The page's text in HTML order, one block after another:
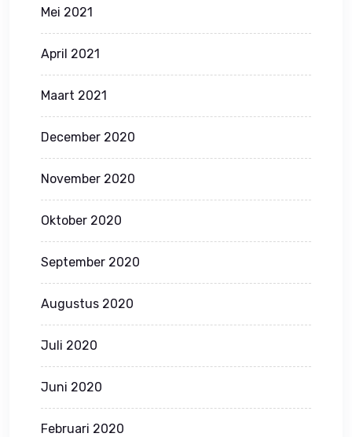
Mei 2021
April 2021
Maart 2021
December 2020
November 2020
Oktober 2020
September 2020
Augustus 2020
Juli 2020
Juni 2020
Februari 2020